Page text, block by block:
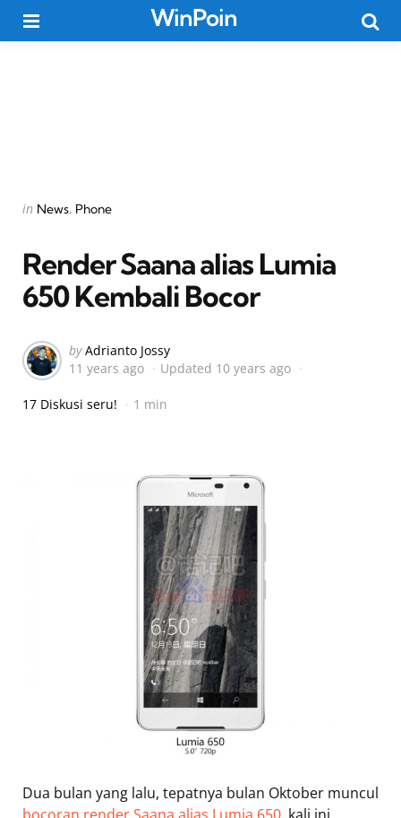
WinPoin
Categories
Posted
in News Phone
Render Saana alias Lumia
650 Kembali Bocor
Posted
by
by Adrianto Jossy
11 years ago
Updated 10 years ago
17 Diskusi seru! 1 min
Dua bulan yang lalu, tepatnya bulan Oktober muncul